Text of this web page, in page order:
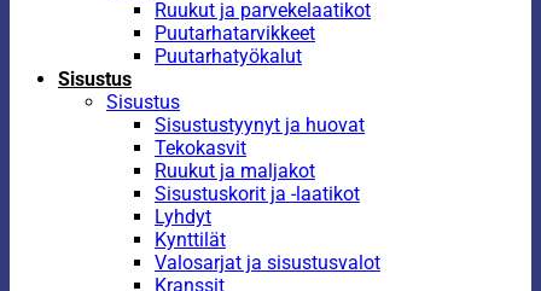
Ruukut ja parvekelaatikot
Puutarhatarvikkeet
Puutarhatyökalut
Sisustus
Sisustus
Sisustustyynyt ja huovat
Tekokasvit
Ruukut ja maljakot
Sisustuskorit ja -laatikot
Lyhdyt
Kynttilät
Valosarjat ja sisustusvalot
Kranssit